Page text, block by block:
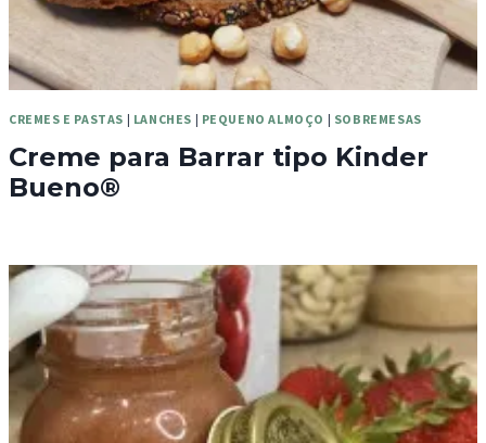
CREMES E PASTAS | LANCHES | PEQUENO ALMOÇO | SOBREMESAS
Creme para Barrar tipo Kinder
Bueno®